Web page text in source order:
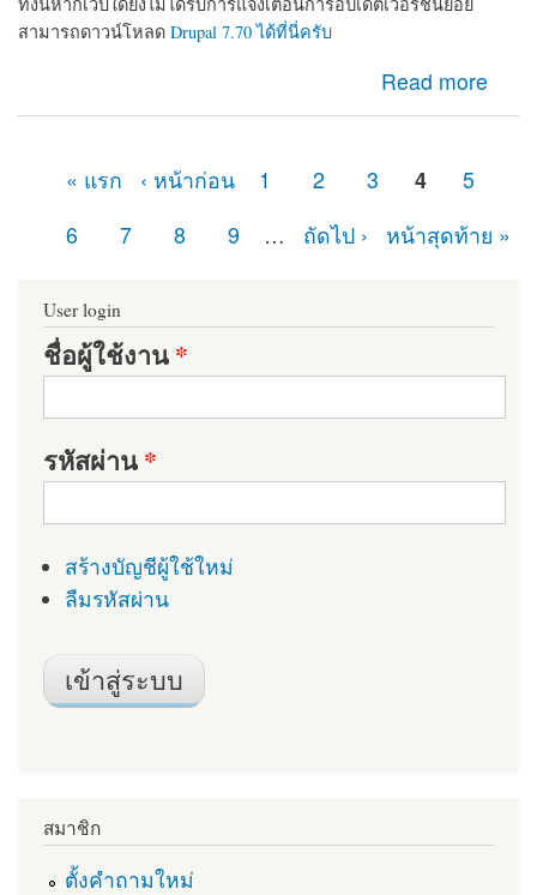
สามารถดาวน์โหลด Drupal 7.70 ได้ที่นี่ครับ
Read more
about ในที่สุดก็มา Drupal 7.70 ออกแล้ว เว็บไซต์ที่ใช้
Drupal 7 อย่าลืมอัปเดตเพื่อความปลอดภัย
« แรก ‹ หน้าก่อน 1 2 3 4
5
6
7 8 9 … ถัดไป › หน้าสุดท้าย »
User login
ชื่อผู้ใช้งาน*
รหัสผ่าน*
สร้างบัญชีผู้ใช้ใหม่
ลืมรหัสผ่าน
สมาชิก
ตั้งคำถามใหม่